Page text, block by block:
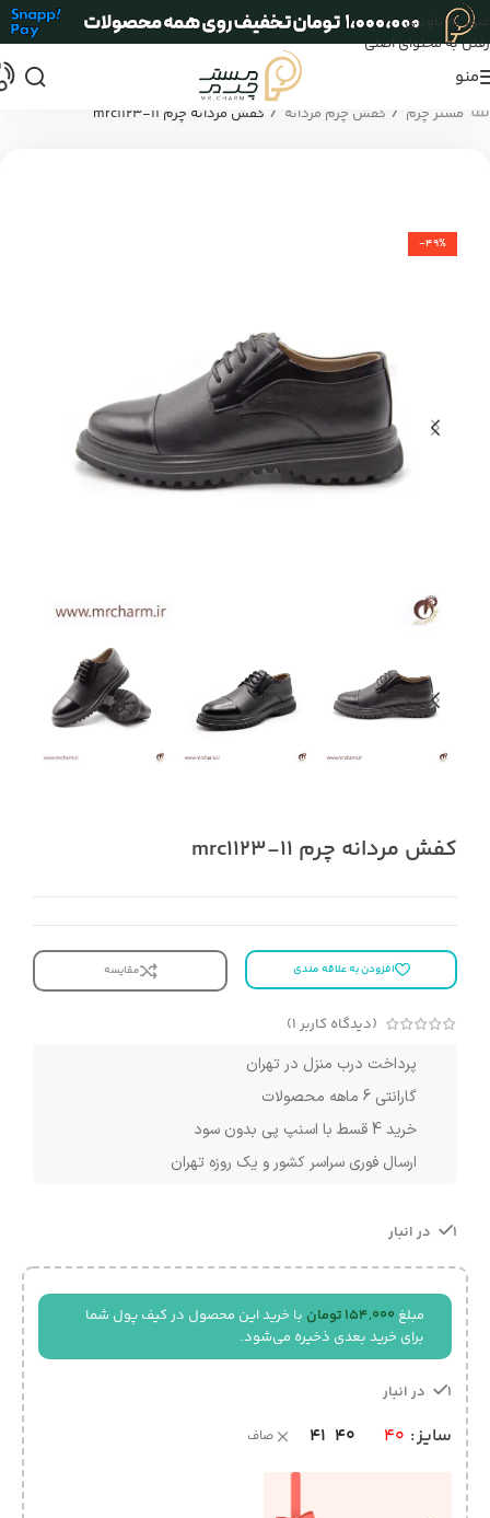
عبور به ناوبری
رفتن به محتوای اصلی
منو
مستر چرم / کفش چرم مردانه / کفش مردانه چرم mrc1123-11
-49%
کفش مردانه چرم mrc1123-11
افزودن به علاقه مندی مقایسه
(دیدگاه کاربر 1
)
پرداخت درب منزل در تهران
گارانتی 6 ماهه محصولات
خرید 4 قسط با اسنپ پی بدون سود
ارسال فوری سراسر کشور و یک روزه تهران
1 در انبار
مبلغ 154,000 تومان با خرید این محصول در کیف پول شما
برای خرید بعدی ذخیره می‌شود.
1 در انبار
سایز 40
40
41 صاف